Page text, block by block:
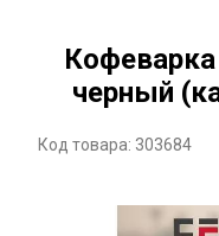
Кофеварка
черный
Код товара: 303684